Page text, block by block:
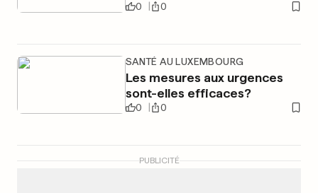
0 0
SANTÉ AU LUXEMBOURG
Les mesures aux urgences
sont-elles efficaces?
0 0
PUBLICITÉ